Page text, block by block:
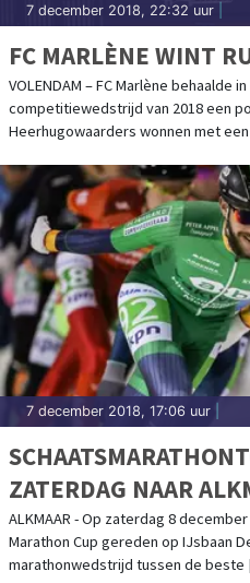
7 december 2018, 22:32 uur
FC MARLÈNE WINT
VOLENDAM – FC Marlène behaalde
competitiewedstrijd van 2018 een
Heerhugowaarders wonnen met een
7 december 2018, 17:06 uur
ZATERDAG NAAR
ALKMAAR - Op zaterdag 8
Marathon Cup gereden op IJsbaan
marathonwedstrijd tussen de beste